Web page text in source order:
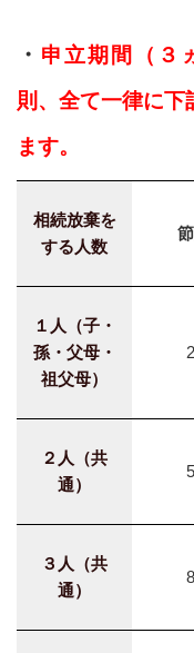
・ 申立期間（３
則、全て一律に下
ます。
相続放棄を
する人数
１人（子・
孫・父母・
祖父母）
２人（共
通）
３人（共
通）